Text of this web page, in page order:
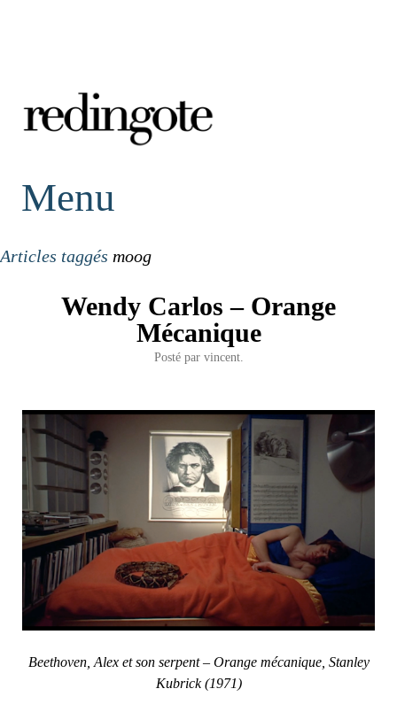
redingote.
Menu
Articles taggés moog
Wendy Carlos – Orange
Mécanique
Posté par vincent.
Beethoven, Alex et son serpent – Orange mécanique, Stanley
Kubrick (1971)